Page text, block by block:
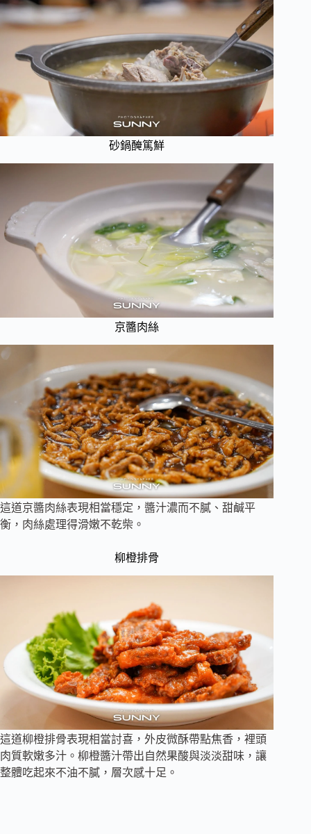
砂鍋醃篤鮮
京醬肉絲
這道京醬肉絲表現相當穩定，醬汁濃而不膩、甜鹹平
衡，肉絲處理得滑嫩不乾柴。
柳橙排骨
這道柳橙排骨表現相當討喜，外皮微酥帶點焦香，裡頭
肉質軟嫩多汁。柳橙醬汁帶出自然果酸與淡淡甜味，讓
整體吃起來不油不膩，層次感十足。